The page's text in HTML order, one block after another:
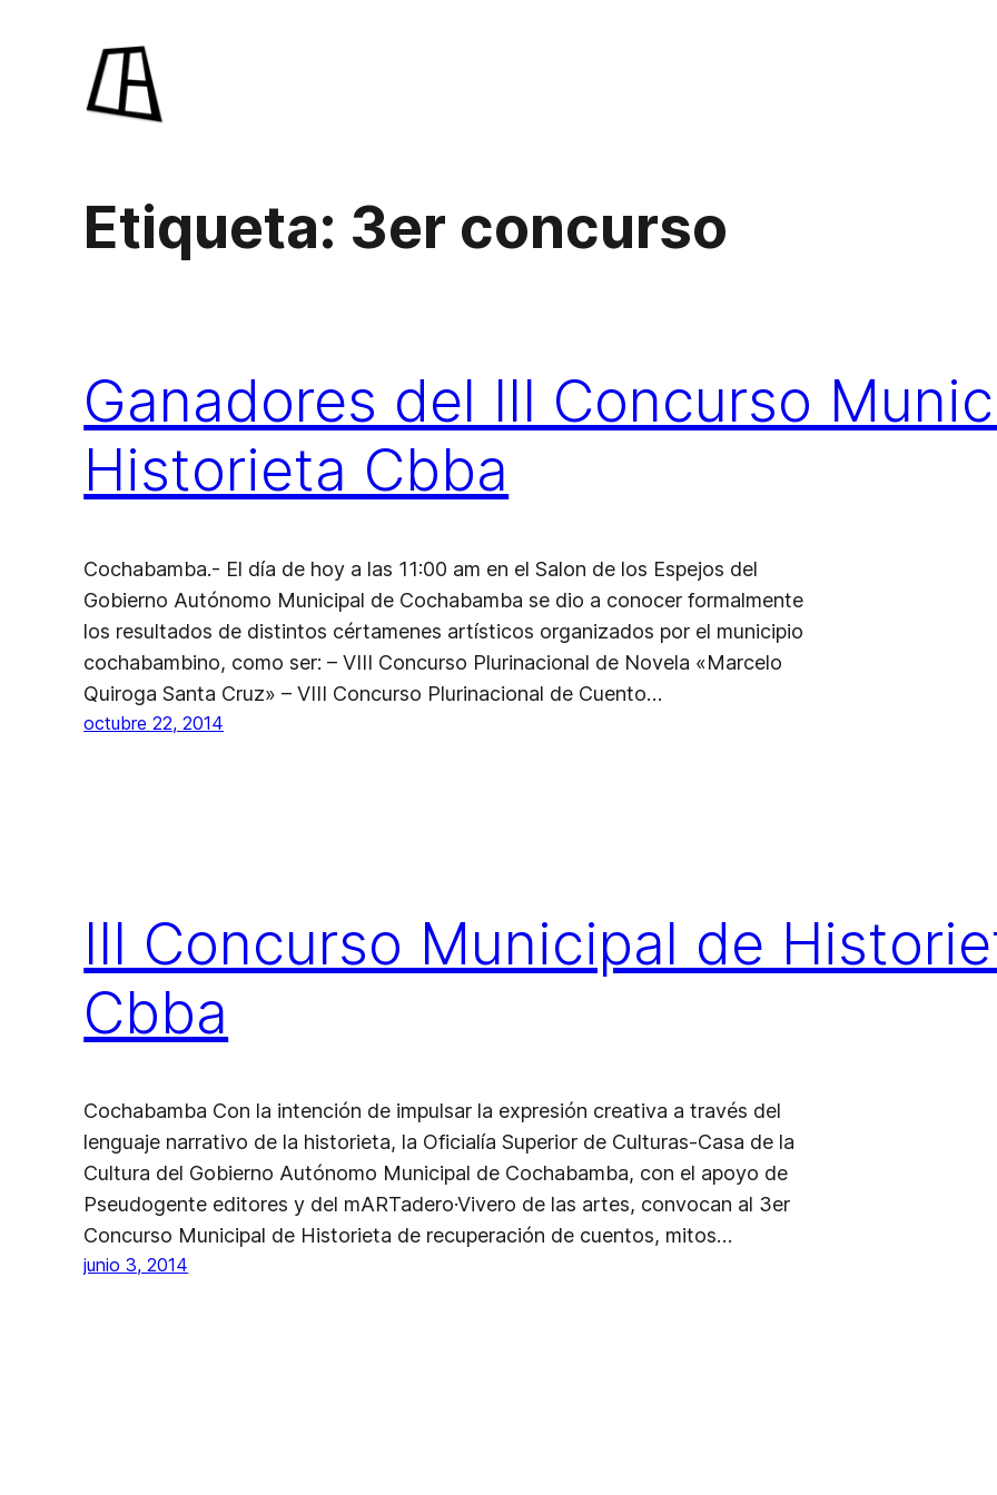
contenido
Etiqueta: 3er concurso
Ganadores del III Concurso
Historieta Cbba
Cochabamba.- El día de hoy a las 11:00 am en el Salon de los Espejos del
Gobierno Autónomo Municipal de Cochabamba se dio a conocer formalmente
los resultados de distintos cértamenes artísticos organizados por el municipio
cochabambino, como ser: – VIII Concurso Plurinacional de Novela «Marcelo
Quiroga Santa Cruz» – VIII Concurso Plurinacional de Cuento…
octubre 22, 2014
III Concurso Municipal de
Cbba
Cochabamba Con la intención de impulsar la expresión creativa a través del
lenguaje narrativo de la historieta, la Oficialía Superior de Culturas-Casa de la
Cultura del Gobierno Autónomo Municipal de Cochabamba, con el apoyo de
Pseudogente editores y del mARTadero·Vivero de las artes, convocan al 3er
Concurso Municipal de Historieta de recuperación de cuentos, mitos…
junio 3, 2014